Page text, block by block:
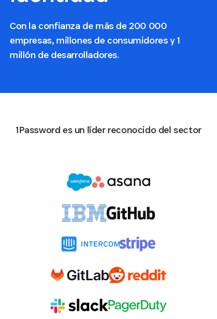
Con la confianza de más de 200 000
empresas, millones de consumidores y 1
millón de desarrolladores.
1Password es un líder reconocido del sector